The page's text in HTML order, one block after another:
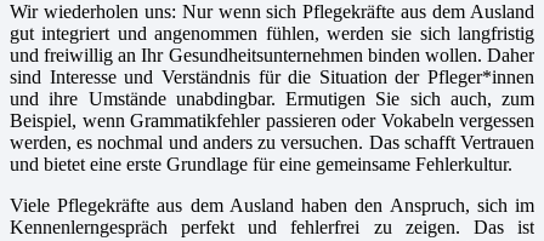
Wir wiederholen uns: Nur wenn sich Pflegekräfte aus dem Ausland
gut integriert und angenommen fühlen, werden sie sich langfristig
und freiwillig an Ihr Gesundheitsunternehmen binden wollen. Daher
sind Interesse und Verständnis für die Situation der Pfleger*innen
und ihre Umstände unabdingbar. Ermutigen Sie sich auch, zum
Beispiel, wenn Grammatikfehler passieren oder Vokabeln vergessen
werden, es nochmal und anders zu versuchen. Das schafft Vertrauen
und bietet eine erste Grundlage für eine gemeinsame Fehlerkultur.
Viele Pflegekräfte aus dem Ausland haben den Anspruch, sich im
Kennenlerngespräch perfekt und fehlerfrei zu zeigen. Das ist